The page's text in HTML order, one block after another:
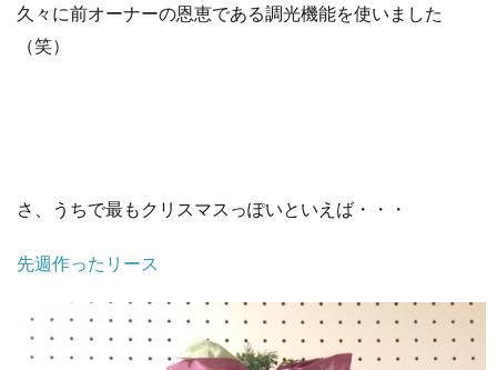
久々に前オーナーの恩恵である調光機能を使いました
（笑）
さ、うちで最もクリスマスっぽいといえば・・・
先週作ったリース